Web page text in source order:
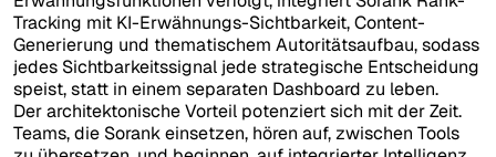
Tracking mit KI-Erwähnungs-Sichtbarkeit, Content-
Generierung und thematischem Autoritätsaufbau, sodass
jedes Sichtbarkeitssignal jede strategische Entscheidung
speist, statt in einem separaten Dashboard zu leben.
Der architektonische Vorteil potenziert sich mit der Zeit.
Teams, die Sorank einsetzen, hören auf, zwischen Tools